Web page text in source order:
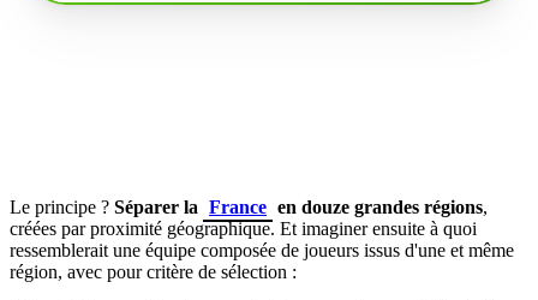
Le principe ? Séparer la France en douze grandes régions,
créées par proximité géographique. Et imaginer ensuite à quoi
ressemblerait une équipe composée de joueurs issus d'une et même
région, avec pour critère de sélection :